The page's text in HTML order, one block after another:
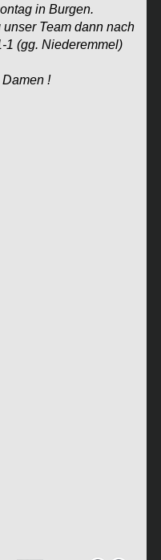
in Burgen.
Team dann nach
1 (gg. Niederemmel)
!